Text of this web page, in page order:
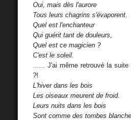
Oui, mais dès l'aurore
Tous leurs chagrins s'évaporent.
Quel est l'enchanteur
Qui guérit tant de douleurs,
Quel est ce magicien ?
C'est le soleil.
...... J'ai même retrouvé la
?!
L'hiver dans les bois
Les oiseaux meurent de froid.
Leurs nuits dans les bois
Sont comme des tombes